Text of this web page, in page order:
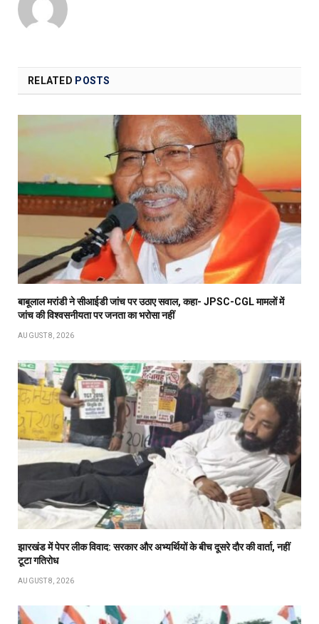
RELATED POSTS
बाबूलाल मरांडी ने सीआईडी जांच पर उठाए सवाल, कहा- JPSC-CGL मामलों में
जांच की विश्वसनीयता पर जनता का भरोसा नहीं
AUGUST 8, 2026
झारखंड में पेपर लीक विवाद: सरकार और अभ्यर्थियों के बीच दूसरे दौर की वार्ता, नहीं
टूटा गतिरोध
AUGUST 8, 2026